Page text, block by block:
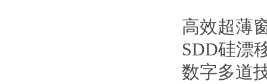
高效超薄
SDD硅漂
数字多道